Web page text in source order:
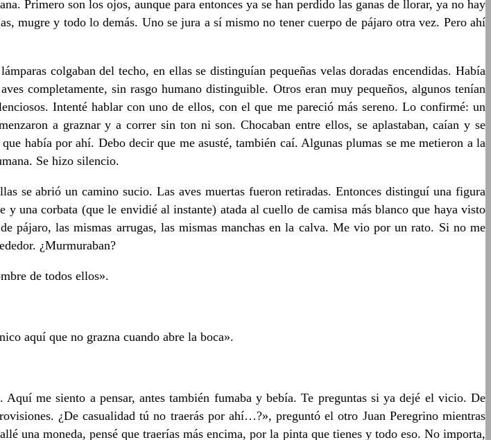
Primero son los ojos, aunque para entonces ya se han perdido las ganas de llorar, ya no hay
mugre y todo lo demás. Uno se jura a sí mismo no tener cuerpo de pájaro otra vez. Pero ahí
colgaban del techo, en ellas se distinguían pequeñas velas doradas encendidas. Había
completamente, sin rasgo humano distinguible. Otros eran muy pequeños, algunos tenían
Intenté hablar con uno de ellos, con el que me pareció más sereno. Lo confirmé: un
a graznar y a correr sin ton ni son. Chocaban entre ellos, se aplastaban, caían y se
había por ahí. Debo decir que me asusté, también caí. Algunas plumas se me metieron a la
Se hizo silencio.
se abrió un camino sucio. Las aves muertas fueron retiradas. Entonces distinguí una figura
una corbata (que le envidié al instante) atada al cuello de camisa más blanco que haya visto
pájaro, las mismas arrugas, las mismas manchas en la calva. Me vio por un rato. Si no me
¿Murmuraban?
de todos ellos».
aquí que no grazna cuando abre la boca».
me siento a pensar, antes también fumaba y bebía. Te preguntas si ya dejé el vicio. De
¿De casualidad tú no traerás por ahí…?», preguntó el otro Juan Peregrino mientras
una moneda, pensé que traerías más encima, por la pinta que tienes y todo eso. No importa,